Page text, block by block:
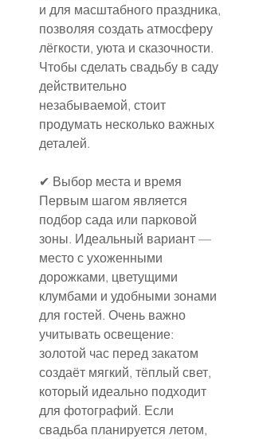
и для масштабного праздника,
позволяя создать атмосферу
лёгкости, уюта и сказочности.
Чтобы сделать свадьбу в саду
действительно
незабываемой, стоит
продумать несколько важных
деталей.
✔ Выбор места и время
Первым шагом является
подбор сада или парковой
зоны. Идеальный вариант —
место с ухоженными
дорожками, цветущими
клумбами и удобными зонами
для гостей. Очень важно
учитывать освещение:
золотой час перед закатом
создаёт мягкий, тёплый свет,
который идеально подходит
для фотографий. Если
свадьба планируется летом,